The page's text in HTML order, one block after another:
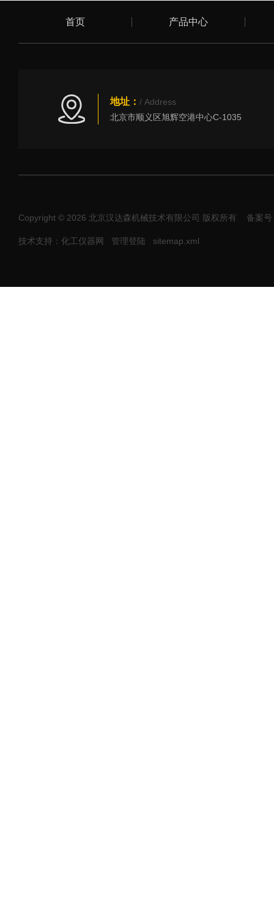
首页 产品中心
地址： / Address
北京市顺义区旭辉空港中心C-1035
Copyright © 2026 北京汉达森机械技术有限公司 版权所有 备案
技术支持：化工仪器网 管理登陆 sitemap.xml